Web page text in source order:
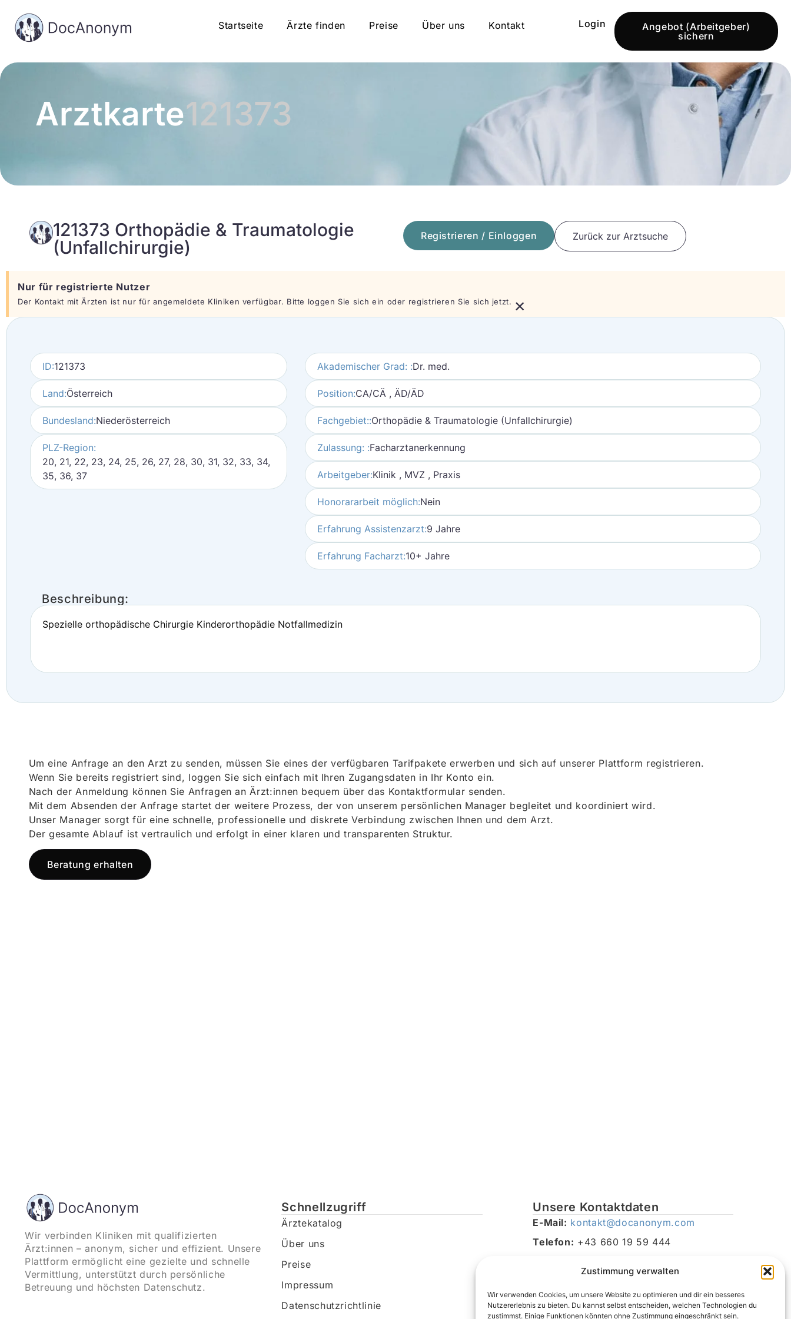
Zustimmung verwalten
Wir verwenden Cookies, um unsere Website zu optimieren und dir ein besseres
Nutzererlebnis zu bieten. Du kannst selbst entscheiden, welchen Technologien du
zustimmst. Einige Funktionen könnten ohne Zustimmung eingeschränkt sein.
Startseite Ärzte finden Preise Über uns Kontakt Login
Angebot (Arbeitgeber)
sichern
Arztkarte121373
121373 Orthopädie & Traumatologie
(Unfallchirurgie)
Registrieren / Einloggen Zurück zur Arztsuche
Nur für registrierte Nutzer
Der Kontakt mit Ärzten ist nur für angemeldete Kliniken verfügbar. Bitte loggen Sie sich ein oder registrieren Sie sich jetzt. ×
ID:121373
Land:Österreich
Bundesland:Niederösterreich
PLZ-Region:
20, 21, 22, 23, 24, 25, 26, 27, 28, 30, 31, 32, 33, 34,
35, 36, 37
Akademischer Grad: :Dr. med.
Position:CA/CÄ , ÄD/ÄD
Fachgebiet::Orthopädie & Traumatologie (Unfallchirurgie)
Zulassung: :Facharztanerkennung
Arbeitgeber:Klinik , MVZ , Praxis
Honorararbeit möglich:Nein
Erfahrung Assistenzarzt:9 Jahre
Erfahrung Facharzt:10+ Jahre
Beschreibung:
Spezielle orthopädische Chirurgie Kinderorthopädie Notfallmedizin
Um eine Anfrage an den Arzt zu senden, müssen Sie eines der verfügbaren Tarifpakete erwerben und sich auf unserer Plattform registrieren.
Wenn Sie bereits registriert sind, loggen Sie sich einfach mit Ihren Zugangsdaten in Ihr Konto ein.
Nach der Anmeldung können Sie Anfragen an Ärzt:innen bequem über das Kontaktformular senden.
Mit dem Absenden der Anfrage startet der weitere Prozess, der von unserem persönlichen Manager begleitet und koordiniert wird.
Unser Manager sorgt für eine schnelle, professionelle und diskrete Verbindung zwischen Ihnen und dem Arzt.
Der gesamte Ablauf ist vertraulich und erfolgt in einer klaren und transparenten Struktur.
Beratung erhalten
Wir verbinden Kliniken mit qualifizierten
Ärzt:innen – anonym, sicher und effizient. Unsere
Plattform ermöglicht eine gezielte und schnelle
Vermittlung, unterstützt durch persönliche
Betreuung und höchsten Datenschutz.
Schnellzugriff
Ärztekatalog
Über uns
Preise
Impressum
Datenschutzrichtlinie
Unsere Kontaktdaten
E-Mail: kontakt@docanonym.com
Telefon: +43 660 19 59 444
Traunsee, Österreich